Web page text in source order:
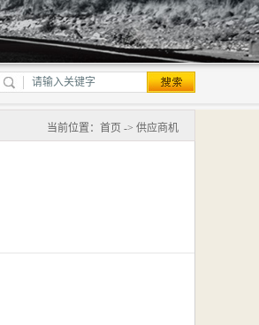
当前位置： 首页 -> 供应商机